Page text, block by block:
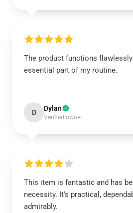
The product functions
essential part of my routine.
D Dylan
Verified owner
This item is fantastic and has
necessity. It's practical,
admirably.